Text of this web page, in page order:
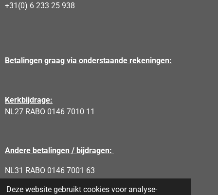
Deze website gebruikt cookies voor analyse-
+31(0) 6 233 25 938
Betalingen graag via onderstaande rekeningen:
Kerkbijdrage:
NL27 RABO 0146 7010 11
Andere betalingen / bijdragen:
NL31 RABO 0146 7001 63